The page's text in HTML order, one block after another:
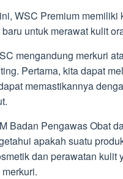
WSC Premium memiliki
untuk merawat kulit
mengandung merkuri
Pertama, kita dapat
memastikannya
Badan Pengawas Obat
apakah suatu
dan perawatan kulit